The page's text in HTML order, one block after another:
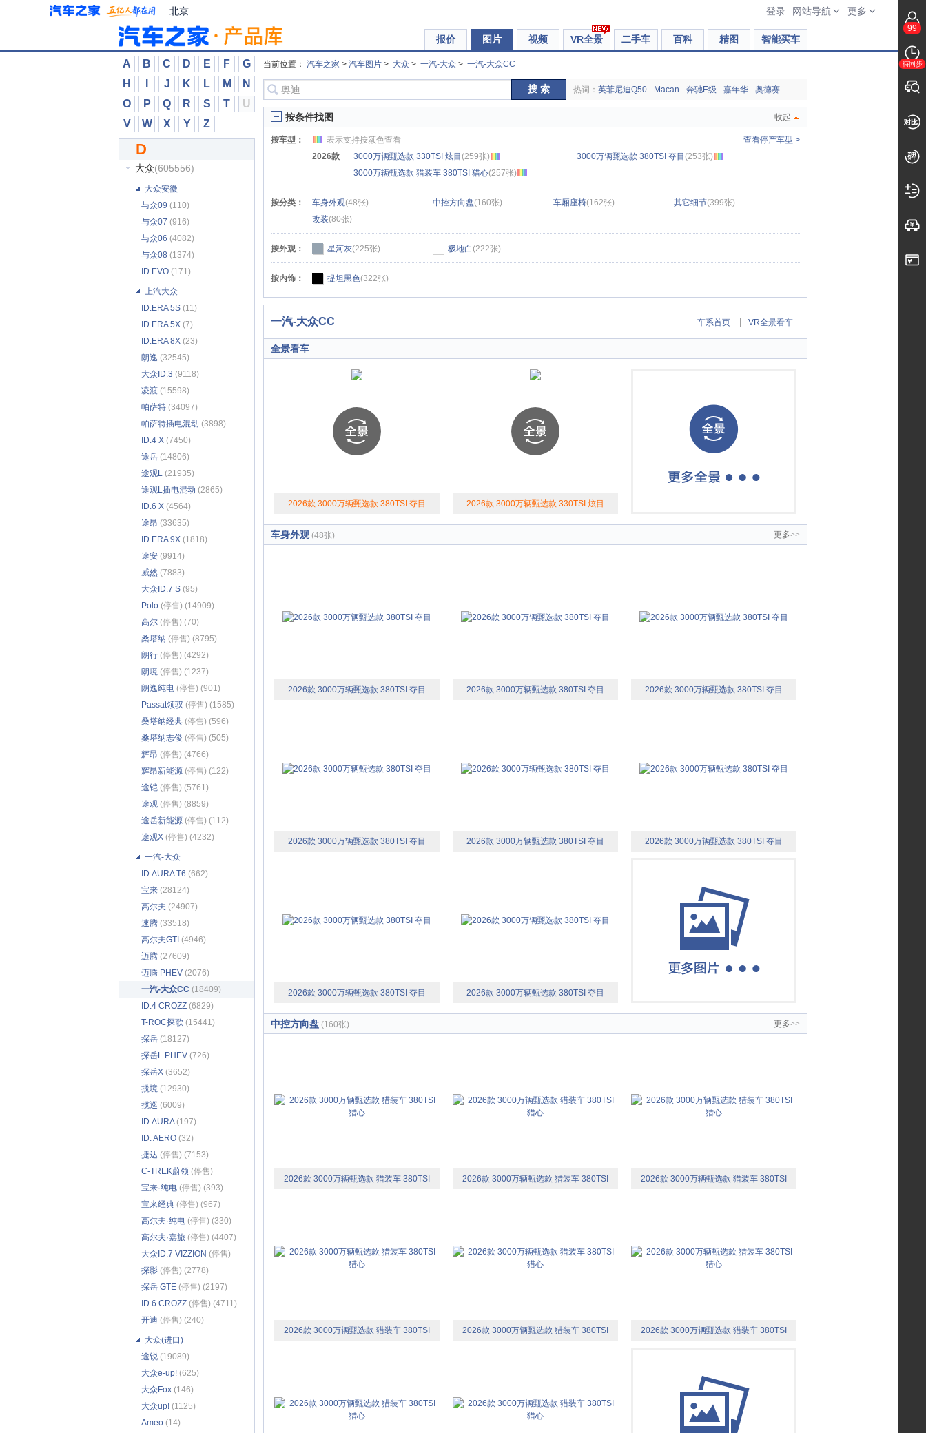
北京 登录 网站导航 更多
报价 图片 视频 VR全景 二手车 百科 精图 智能买车
A B C D E F
G
H
J K L M
N
O
P Q R S T
U
V
W X Y Z
DS(24533)
达契亚
(2487)
大乘汽车(1946)
大驰房车
(4)
大迪(6)
大发(1111)
大力牛魔王(1149)
大通(107913)
大运
大众(605556)
大众安徽
与众09 (110)
与众07 (916)
与众06 (4082)
与众08 (1374)
ID.EVO (171)
上汽大众
ID.ERA 5S (11)
ID.ERA 5X (7)
ID.ERA 8X (23)
朗逸 (32545)
大众ID.3 (9118)
凌渡 (15598)
帕萨特 (34097)
帕萨特插电混动 (3898)
ID.4 X (7450)
途岳 (14806)
途观L (21935)
途观L插电混动 (2865)
ID.6 X (4564)
途昂 (33635)
ID.ERA 9X (1818)
途安 (9914)
威然 (7883)
大众ID.7 S (95)
Polo (停售) (14909)
高尔 (停售) (70)
桑塔纳 (停售) (8795)
朗行 (停售) (4292)
朗境 (停售) (1237)
朗逸纯电 (停售) (901)
Passat领驭 (停售) (1585)
桑塔纳经典 (停售) (596)
桑塔纳志俊 (停售) (505)
辉昂 (停售) (4766)
辉昂新能源 (停售) (122)
途铠 (停售) (5761)
途观 (停售) (8859)
途岳新能源 (停售) (112)
途观X (停售) (4232)
一汽-大众
ID.AURA T6 (662)
宝来 (28124)
高尔夫 (24907)
速腾 (33518)
高尔夫GTI (4946)
迈腾 (27609)
迈腾 PHEV (2076)
一汽-大众CC (18409)
ID.4 CROZZ (6829)
T-ROC探歌 (15441)
探岳 (18127)
探岳L PHEV (726)
探岳X (3652)
揽境 (12930)
揽巡 (6009)
ID.AURA(197)
ID. AERO (32)
捷达 (停售) (7153)
C-TREK蔚领 (停售)
(2389)
宝来·纯电 (停售) (393)
宝来经典 (停售) (967)
高尔夫·纯电 (停售) (330)
高尔夫·嘉旅 (停售) (4407)
大众ID.7 VIZZION (停售)
(1771)
探影 (停售) (2778)
探岳 GTE (停售) (2197)
ID.6 CROZZ (停售) (4711)
开迪 (停售) (240)
大众(进口)
途锐 (19089)
大众e-up! (625)
大众Fox (146)
大众up! (1125)
Ameo (14)
D
当前位置： 汽车之家 > 汽车图片 > 大众 > 一汽-大众 > 一汽-大众CC
搜 索 热词： 英菲尼迪Q50 Macan 奔驰E级 嘉年华 奥德赛
按条件找图 收起
按车型： 表示支持按颜色查看
查看停产车型 >
2026款
3000万辆甄选款 330TSI 炫目 (259张) 3000万辆甄选款 380TSI 夺目 (253张)
3000万辆甄选款 猎装车 380TSI 猎心(257张)
按分类： 车身外观(48张) 中控方向盘(160张) 车厢座椅(162张) 其它细节(399张)
改装(80张)
按外观： 星河灰(225张) 极地白(222张)
按内饰： 提坦黑色(322张)
一汽-大众CC 车系首页 VR全景看车
全景看车
2026款 3000万辆甄选款 380TSI 夺目 2026款 3000万辆甄选款 330TSI 炫目
车身外观(48张) 更多>>
2026款 3000万辆甄选款 380TSI 夺目 2026款 3000万辆甄选款 380TSI 夺目 2026款 3000万辆甄选款 380TSI 夺目
2026款 3000万辆甄选款 380TSI 夺目 2026款 3000万辆甄选款 380TSI 夺目 2026款 3000万辆甄选款 380TSI 夺目
2026款 3000万辆甄选款 380TSI 夺目 2026款 3000万辆甄选款 380TSI 夺目
中控方向盘 (160张) 更多>>
2026款 3000万辆甄选款 猎装车 380TSI 2026款 3000万辆甄选款 猎装车 380TSI 2026款 3000万辆甄选款 猎装车 380TSI
2026款 3000万辆甄选款 猎装车 380TSI 2026款 3000万辆甄选款 猎装车 380TSI 2026款 3000万辆甄选款 猎装车 380TSI
99
待同步